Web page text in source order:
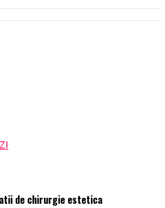
de chirurgie estetica